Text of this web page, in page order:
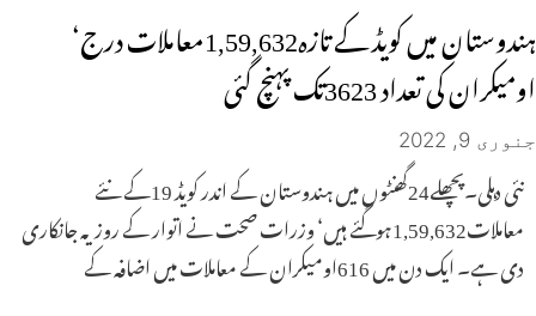
ہندوستان میں کویڈ کے تازہ1,59,632معاملات درج‘
اومیکران کی تعداد 3623تک پہنچ گئی
جنوری 9, 2022
نئی دہلی۔پچھلے24گھنٹوں میں ہندوستان کے اندر کویڈ 19کے نئے
معاملات1,59,632ہوگئے ہیں‘ وزرات صحت نے اتوار کے روز یہ جانکاری
دی ہے۔ ایک دن میں 616اومیکران کے معاملات میں اضافہ کے